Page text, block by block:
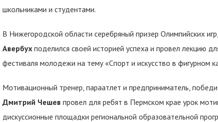
школьниками и студентами.
В Нижегородской области серебряный призер Олимпийских
Авербух поделился своей историей успеха и провел лекцию
фестиваля молодежи на тему «Спорт и искусство в фигурном
Мотивационный тренер, параатлет и предприниматель,
Дмитрий Чешев провел для ребят в Пермском крае урок
дискуссионные площадки региональной образовательной